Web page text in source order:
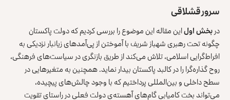
سرور قشلاقی
دربخش اولاین مقاله این موضوع را بررسی کردیم که دولت پاکستان
چگونه تحت رهبری شهباز شریف با آموختن از پی‌آمدهای زیانبار نزدیکی به
افراط‌گرایی اسلامی، تلاش می‌کند از طریق بازنگری در سیاست‌های فرهنگی،
روح گذاره‌گرا را در کالبد پاکستان بیدار نماید. همچنین به متغیرهایی در
سطح داخلی و بین‌المللی پرداختیم که با وجود چالش‌های پیچیده،
می‌تواند بخت کامیابی گام‌های آهسته‌ی دولت فعلی در راستای تقویت